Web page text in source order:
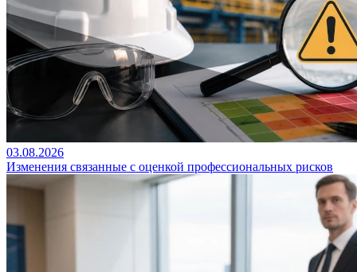
03.08.2026
Изменения связанные с оценкой профессиональных рисков